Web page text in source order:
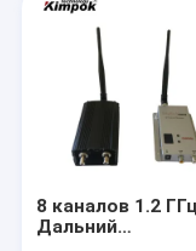
8 каналов 1.2
Дальний